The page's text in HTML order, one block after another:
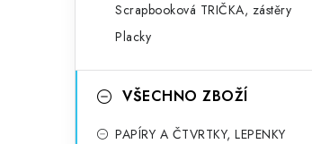
Scrapbooková TRIČKA, zástěry
Placky
VŠECHNO ZBOŽÍ
PAPÍRY A ČTVRTKY, LEPENKY